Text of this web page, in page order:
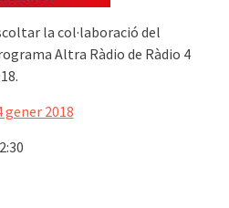
la col·laboració del
Altra Ràdio de Ràdio 4
gener 2018